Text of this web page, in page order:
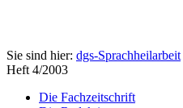
Sie sind hier: dgs-Sprachheilarbeit
Heft 4/2003
Die Fachzeitschrift